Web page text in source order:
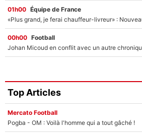
01h00 Équipe de France
00h00 Football
Top Articles
Mercato Football
Pogba - OM : Voilà l'homme qui a tout gâché !